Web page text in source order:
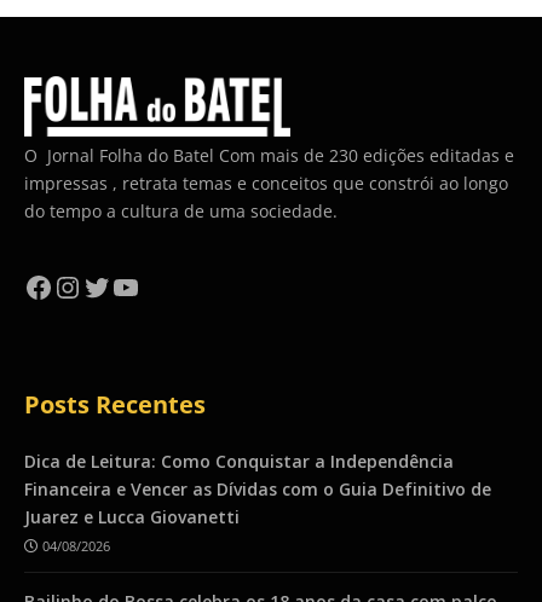
O Jornal Folha do Batel Com mais de 230 edições editadas e
impressas , retrata temas e conceitos que constrói ao longo
do tempo a cultura de uma sociedade.
Facebook
Instagram
Twitter
YouTube
Posts Recentes
Dica de Leitura: Como Conquistar a Independência
Financeira e Vencer as Dívidas com o Guia Definitivo de
Juarez e Lucca Giovanetti
04/08/2026